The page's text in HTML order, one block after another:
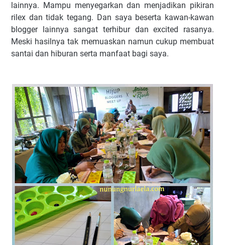
lainnya. Mampu menyegarkan dan menjadikan pikiran
rilex dan tidak tegang. Dan saya beserta kawan-kawan
blogger lainnya sangat terhibur dan excited rasanya.
Meski hasilnya tak memuaskan namun cukup membuat
santai dan hiburan serta manfaat bagi saya.